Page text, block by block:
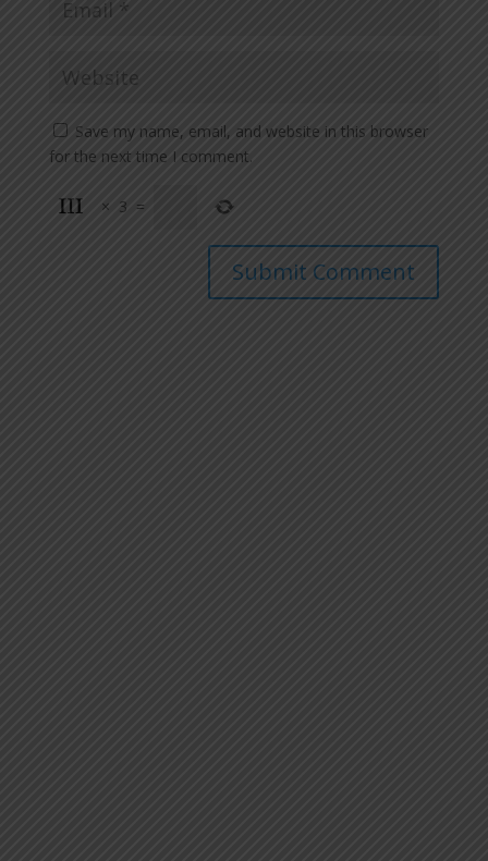
Save my name, email, and website in this browser
for the next time I comment.
× 3 =